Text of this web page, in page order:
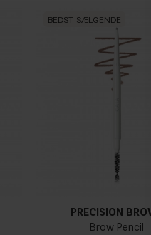
BEDST SÆLGENDE
PRECISION
Brow Pencil